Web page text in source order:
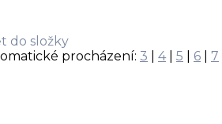
do složky
procházení: 3 4| 5 6 7